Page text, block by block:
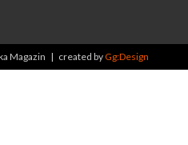
Magazin | created byGg:Design